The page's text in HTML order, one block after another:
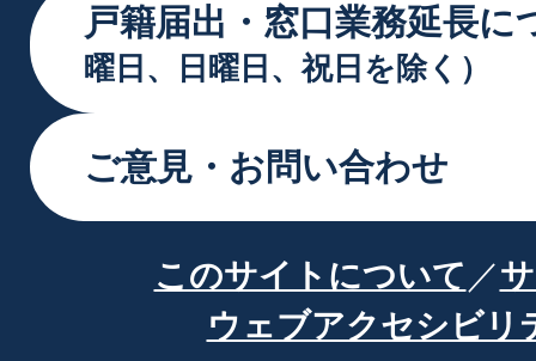
戸籍届出・窓口業務延長に
曜日、日曜日、祝日を除く）
ご意見・お問い合わせ
このサイトについて
ウェブアクセシビリ